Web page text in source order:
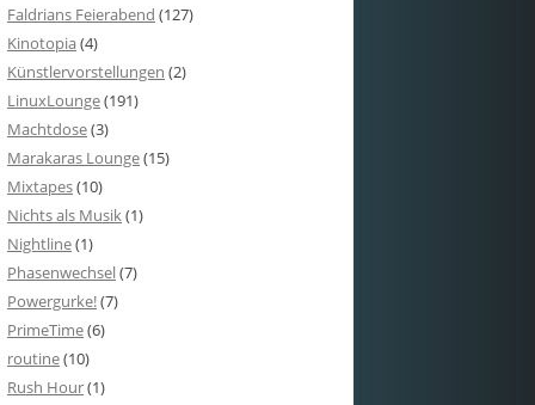
Faldrians Feierabend (127)
Kinotopia(4)
Künstlervorstellungen (2)
LinuxLounge(191)
Machtdose(3)
Marakaras Lounge(15)
Mixtapes(10)
Nichts als Musik(1)
Nightline(1)
Phasenwechsel(7)
Powergurke!(7)
PrimeTime(6)
routine(10)
Rush Hour(1)